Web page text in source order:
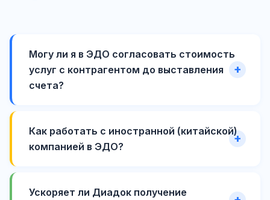
Могу ли я в ЭДО согласовать стоимость
услуг с контрагентом до выставления
счета?
Как работать с иностранной (китайской)
компанией в ЭДО?
Ускоряет ли Диадок получение